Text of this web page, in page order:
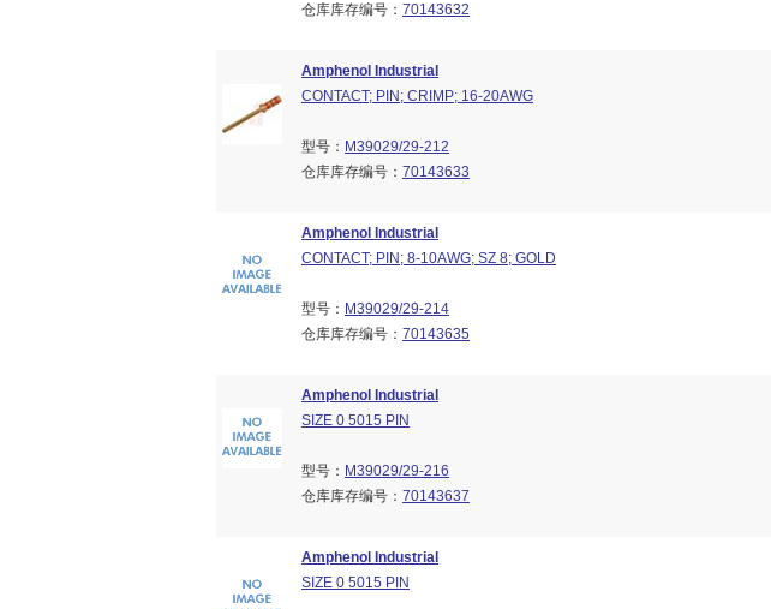
仓库库存编号： 70143632
Amphenol Industrial
CONTACT; PIN; CRIMP; 16-20AWG
型号： M39029/29-212
仓库库存编号： 70143633
Amphenol Industrial
CONTACT; PIN; 8-10AWG; SZ 8; GOLD
型号： M39029/29-214
仓库库存编号： 70143635
Amphenol Industrial
SIZE 0 5015 PIN
型号： M39029/29-216
仓库库存编号： 70143637
Amphenol Industrial
SIZE 0 5015 PIN